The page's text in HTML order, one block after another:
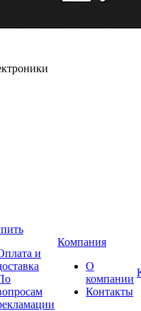
и
Компания
О
компании
Контакты